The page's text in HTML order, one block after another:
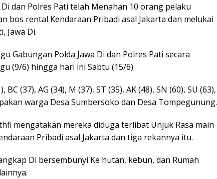
Di dan Polres Pati telah Menahan 10 orang pelaku
bos rental Kendaraan Pribadi asal Jakarta dan melukai
Jawa Di.
Gabungan Polda Jawa Di dan Polres Pati secara
(9/6) hingga hari ini Sabtu (15/6).
(37), AG (34), M (37), ST (35), AK (48), SN (60), SU (63),
warga Desa Sumbersoko dan Desa Tompegunung.
mengatakan mereka diduga terlibat Unjuk Rasa main
Pribadi asal Jakarta dan tiga rekannya itu.
Di bersembunyi Ke hutan, kebun, dan Rumah